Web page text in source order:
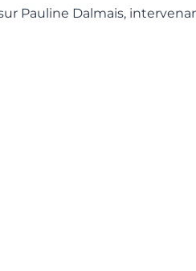
Pauline Dalmais,